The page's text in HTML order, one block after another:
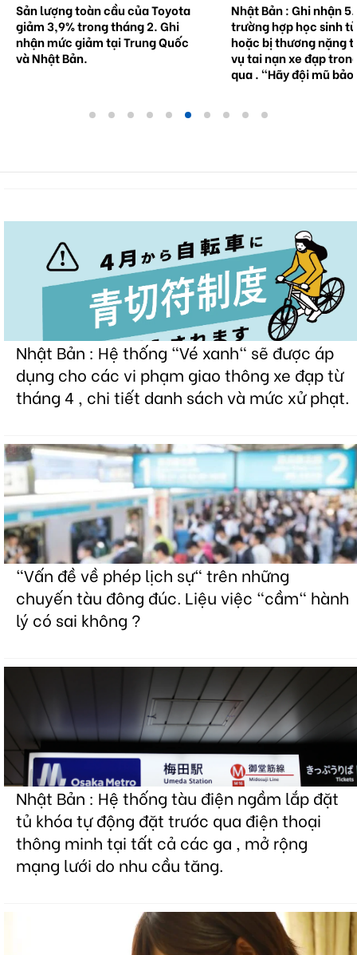
Nhật Bản : Ghi nhận 5.000
trường hợp học sinh tử vong
hoặc bị thương nặng trong các
vụ tai nạn xe đạp trong 5 năm
Nhật Bản : Dự toán
tạm thời được thông
ngày 30, lần đầu tiên
năm.
Nhật Bản : Hệ thống "Vé xanh" sẽ được áp
dụng cho các vi phạm giao thông xe đạp từ
tháng 4 , chi tiết danh sách và mức xử phạt.
"Vấn đề về phép lịch sự" trên những
chuyến tàu đông đúc. Liệu việc "cầm" hành
lý có sai không ?
Nhật Bản : Hệ thống tàu điện ngầm lắp đặt
tủ khóa tự động đặt trước qua điện thoại
thông minh tại tất cả các ga , mở rộng
mạng lưới do nhu cầu tăng.